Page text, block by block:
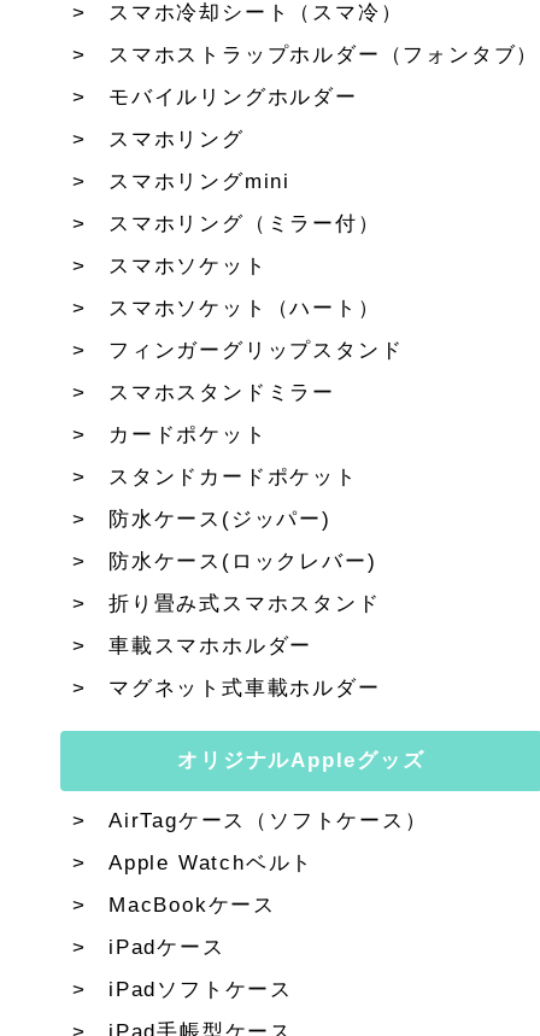
スマホ冷却シート（スマ冷）
スマホストラップホルダー（フォンタブ）
モバイルリングホルダー
スマホリング
スマホリングmini
スマホリング（ミラー付）
スマホソケット
スマホソケット（ハート）
フィンガーグリップスタンド
スマホスタンドミラー
カードポケット
スタンドカードポケット
防水ケース(ジッパー)
防水ケース(ロックレバー)
折り畳み式スマホスタンド
車載スマホホルダー
マグネット式車載ホルダー
オリジナルAppleグッズ
AirTagケース（ソフトケース）
Apple Watchベルト
MacBookケース
iPadケース
iPadソフトケース